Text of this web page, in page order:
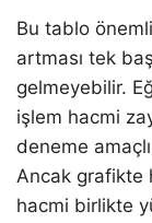
Bu tablo
artması tek
gelmeyebilir.
işlem hacmi
deneme
Ancak grafikte
hacmi birlikte